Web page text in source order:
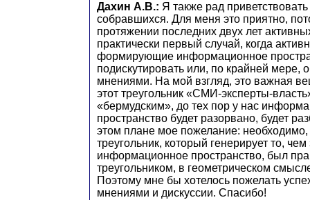
Дахин А.В.: Я также рад приветствовать
собравшихся. Для меня это приятно,
протяжении последних двух лет
практически первый случай, когда
формирующие информационное
подискутировать или, по крайней мере,
мнениями. На мой взгляд, это важная
этот треугольник «СМИ-эксперты-
«бермудским», до тех пор у нас
пространство будет разорвано, будет
этом плане мое пожелание:
треугольник, который генерирует то, чем
информационное пространство, был
треугольником, в геометрическом
Поэтому мне бы хотелось пожелать
мнениями и дискуссии. Спасибо!